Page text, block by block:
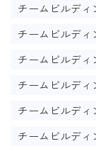
チームビルディ
チームビルディ
チームビルディ
チームビルディ
チームビルディ
チームビルデ